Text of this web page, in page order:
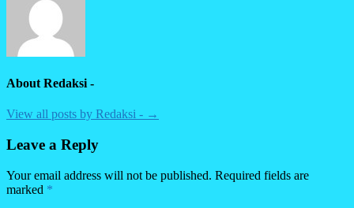
About Redaksi -
View all posts by Redaksi - →
Leave a Reply
Your email address will not be published. Required fields are
marked *